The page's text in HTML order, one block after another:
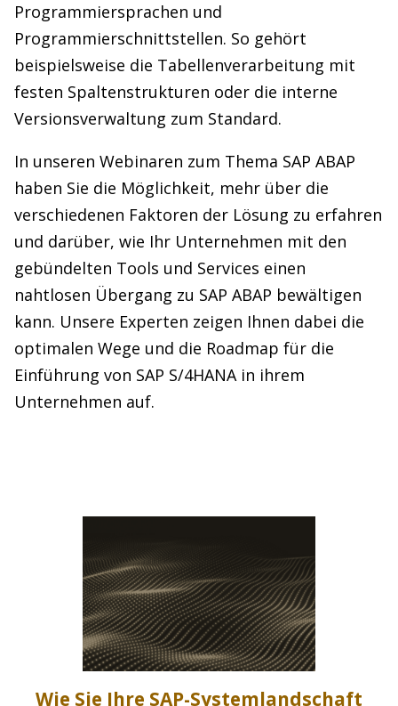
Programmiersprachen und
Programmierschnittstellen. So gehört
beispielsweise die Tabellenverarbeitung mit
festen Spaltenstrukturen oder die interne
Versionsverwaltung zum Standard.
In unseren Webinaren zum Thema SAP ABAP
haben Sie die Möglichkeit, mehr über die
verschiedenen Faktoren der Lösung zu erfahren
und darüber, wie Ihr Unternehmen mit den
gebündelten Tools und Services einen
nahtlosen Übergang zu SAP ABAP bewältigen
kann. Unsere Experten zeigen Ihnen dabei die
optimalen Wege und die Roadmap für die
Einführung von SAP S/4HANA in ihrem
Unternehmen auf.
Wie Sie Ihre SAP-Systemlandschaft